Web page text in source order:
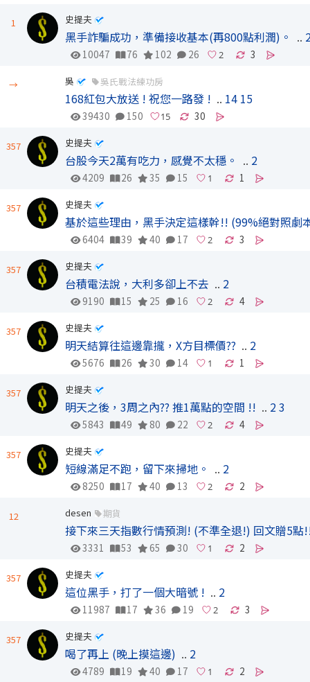
1 史提夫
黑手詐騙成功，準備接收基本(再800點利潤)。 ..
10047 76 102 26 3
→ 吳 吳氏戰法練功房
168紅包大放送 ! 祝您一路發 ! .. 14 15
39430 150 30
357 史提夫
台股今天2萬有吃力，感覺不太穩。 .. 2
4209 26 35 15 1
357 史提夫
基於這些理由，黑手決定這樣幹!! (99%絕對照劇
6404 39 40 17 3
357 史提夫
台積電法說，大利多卻上不去 .. 2
9190 15 25 16 4
357 史提夫
明天結算往這邊靠攏，X方目標價?? .. 2
5676 26 30 14 1
357 史提夫
明天之後，3周之內?? 推1萬點的空間 !! .. 23
5843 49 80 22 4
357 史提夫
短線滿足不跑，留下來掃地。 .. 2
8250 17 40 13 2
12 desen 期貨
接下來三天指數行情預測! (不準全退!) 回文贈5點
3331 53 65 30 2
357 史提夫
這位黑手，打了一個大暗號 ! .. 2
11987 17 36 19 3
357 史提夫
喝了再上 (晚上摸這邊) .. 2
4789 19 40 17 2